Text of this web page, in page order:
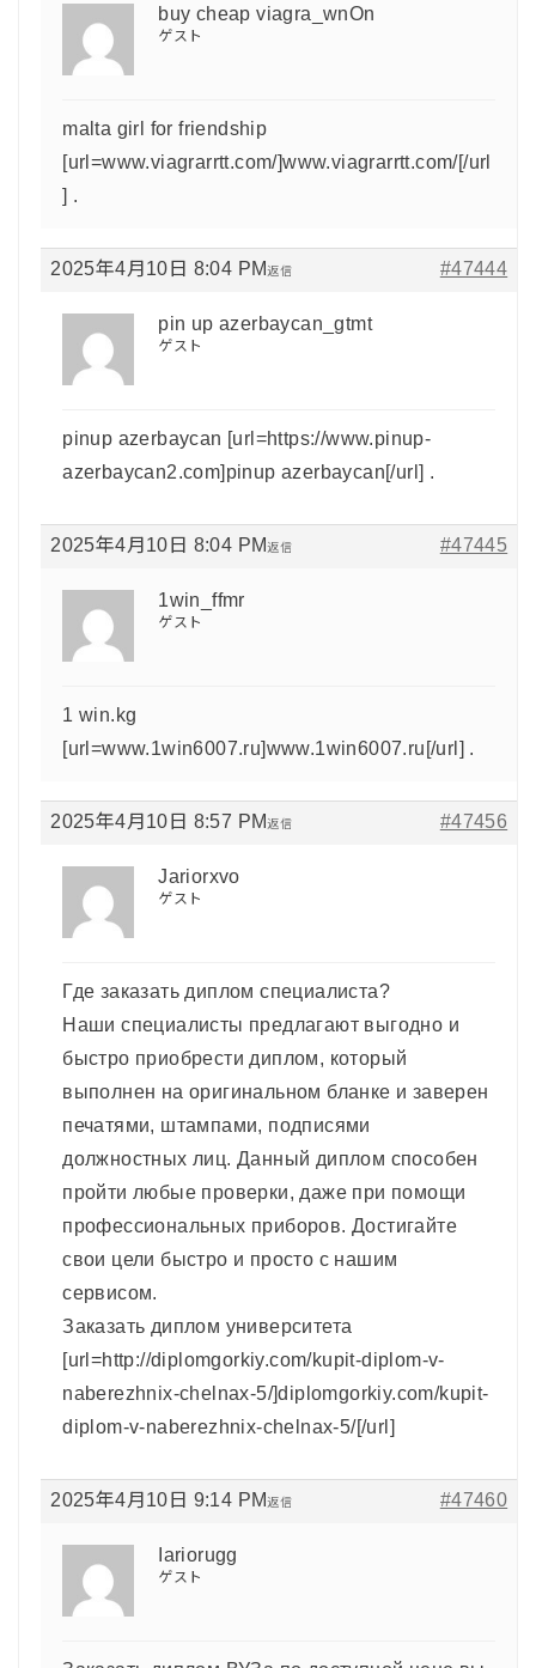
buy cheap viagra_wnOn
ゲスト
malta girl for friendship
[url=www.viagrarrtt.com/]www.viagrarrtt.com/[/url
] .
2025年4月10日 8:04 PM #47444
返信
pin up azerbaycan_gtmt
ゲスト
pinup azerbaycan [url=https://www.pinup-
azerbaycan2.com]pinup azerbaycan[/url] .
2025年4月10日 8:04 PM #47445
返信
1win_ffmr
ゲスト
1 win.kg
[url=www.1win6007.ru]www.1win6007.ru[/url] .
2025年4月10日 8:57 PM #47456
返信
Jariorxvo
ゲスト
Где заказать диплом специалиста?
Наши специалисты предлагают выгодно и
быстро приобрести диплом, который
выполнен на оригинальном бланке и заверен
печатями, штампами, подписями
должностных лиц. Данный диплом способен
пройти любые проверки, даже при помощи
профессиональных приборов. Достигайте
свои цели быстро и просто с нашим
сервисом.
Заказать диплом университета
[url=http://diplomgorkiy.com/kupit-diplom-v-
naberezhnix-chelnax-5/]diplomgorkiy.com/kupit-
diplom-v-naberezhnix-chelnax-5/[/url]
2025年4月10日 9:14 PM #47460
返信
Iariorugg
ゲスト